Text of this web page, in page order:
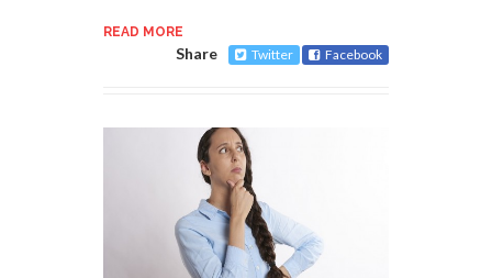
READ MORE
Share Twitter Facebook